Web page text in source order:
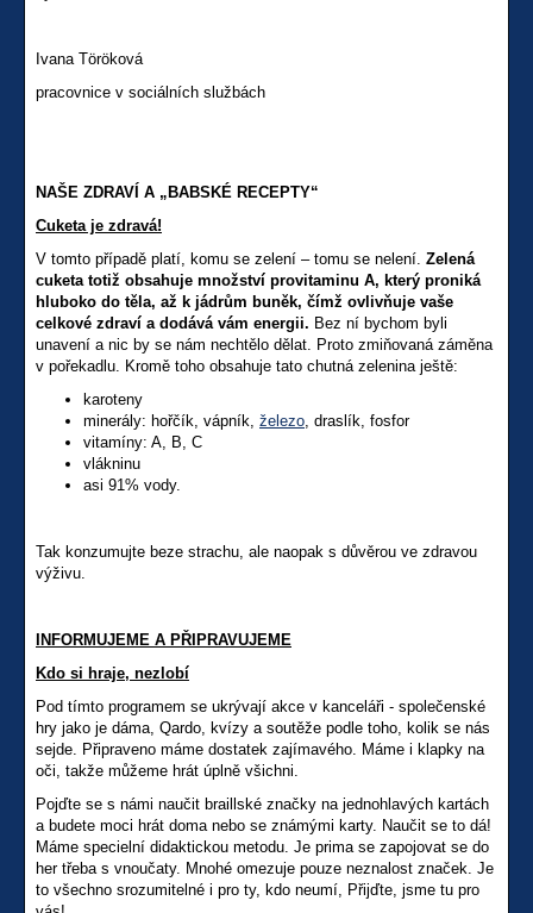
Ivana Töröková
pracovnice v sociálních službách
NAŠE ZDRAVÍ A „BABSKÉ RECEPTY“
Cuketa je zdravá!
V tomto případě platí, komu se zelení – tomu se nelení. Zelená
cuketa totiž obsahuje množství provitaminu A, který proniká
hluboko do těla, až k jádrům buněk, čímž ovlivňuje vaše
celkové zdraví a dodává vám energii. Bez ní bychom byli
unavení a nic by se nám nechtělo dělat. Proto zmiňovaná záměna
v pořekadlu. Kromě toho obsahuje tato chutná zelenina ještě:
karoteny
minerály: hořčík, vápník, železo, draslík, fosfor
vitamíny: A, B, C
vlákninu
asi 91% vody.
Tak konzumujte beze strachu, ale naopak s důvěrou ve zdravou
výživu.
INFORMUJEME A PŘIPRAVUJEME
Kdo si hraje, nezlobí
Pod tímto programem se ukrývají akce v kanceláři - společenské
hry jako je dáma, Qardo, kvízy a soutěže podle toho, kolik se nás
sejde. Připraveno máme dostatek zajímavého. Máme i klapky na
oči, takže můžeme hrát úplně všichni.
Pojďte se s námi naučit braillské značky na jednohlavých kartách
a budete moci hrát doma nebo se známými karty. Naučit se to dá!
Máme specielní didaktickou metodu. Je prima se zapojovat se do
her třeba s vnoučaty. Mnohé omezuje pouze neznalost značek. Je
to všechno srozumitelné i pro ty, kdo neumí, Přijďte, jsme tu pro